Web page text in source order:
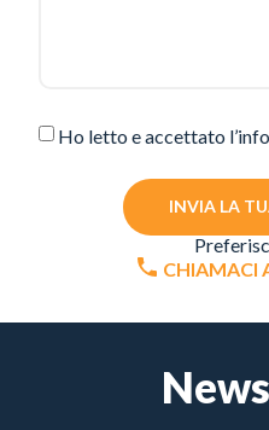
Ho letto e accettato
INVIA LA
CHIAMACI